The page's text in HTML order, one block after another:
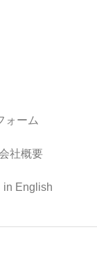
ォーム
社概要
in English